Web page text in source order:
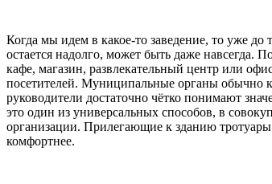
Когда мы идем в какое-то заведение, то уже до
остается надолго, может быть даже навсегда.
кафе, магазин, развлекательный центр или
посетителей. Муниципальные органы обычно
руководители достаточно чётко понимают
это один из универсальных способов, в
организации. Прилегающие к зданию
комфортнее.